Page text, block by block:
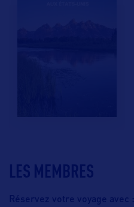
LES MEMBRES
Réservez votre voyage avec :